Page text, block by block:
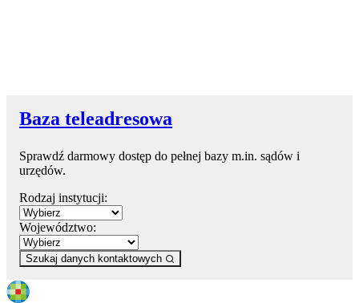
Baza teleadresowa
Sprawdź darmowy dostęp do pełnej bazy m.in. sądów i
urzędów.
Rodzaj instytucji:
Województwo:
Szukaj danych kontaktowych